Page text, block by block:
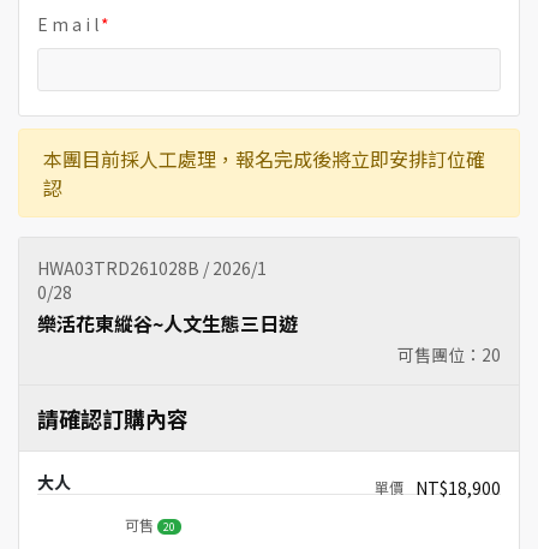
E m a i l
本團目前採人工處理，報名完成後將立即安排訂位確
認
HWA03TRD261028B / 2026/1
0/28
可售團位： 20
樂活花東縱谷~人文生態三日遊
請確認訂購內容
大人 NT$18,900
可售 20